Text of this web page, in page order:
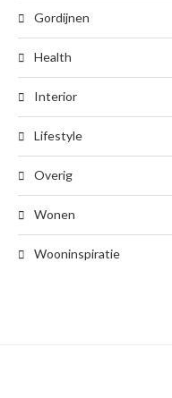
Gordijnen
Health
Interior
Lifestyle
Overig
Wonen
Wooninspiratie